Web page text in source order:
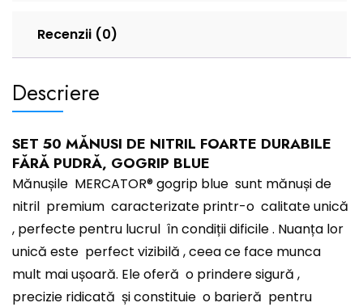
Recenzii (0)
Descriere
SET 50 MĂNUSI DE NITRIL FOARTE DURABILE
FĂRĂ PUDRĂ, GOGRIP BLUE
Mănușile MERCATOR® gogrip blue sunt mănuși de
nitril premium caracterizate printr-o calitate unică
, perfecte pentru lucrul în condiții dificile . Nuanța lor
unică este perfect vizibilă , ceea ce face munca
mult mai ușoară. Ele oferă o prindere sigură ,
precizie ridicată și constituie o barieră pentru